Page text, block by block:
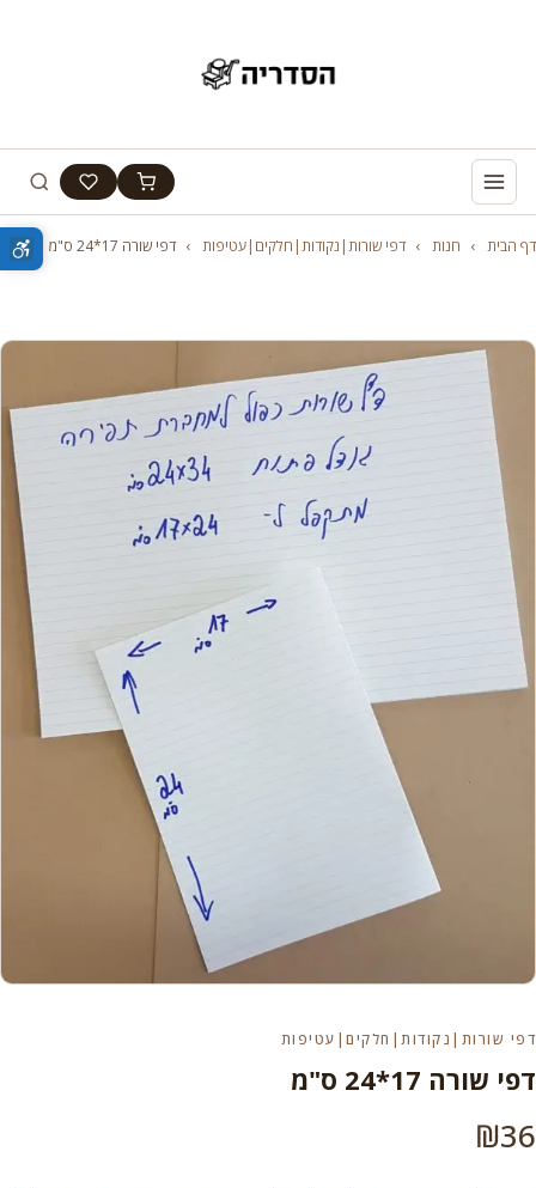
דף הבית › חנות › דפי שורות|נקודות|חלקים|עטיפות › דפי שורה 17*24 ס"מ
דפי שורות|נקודות|חלקים|עטיפות
דפי שורה 17*24 ס"מ
₪36